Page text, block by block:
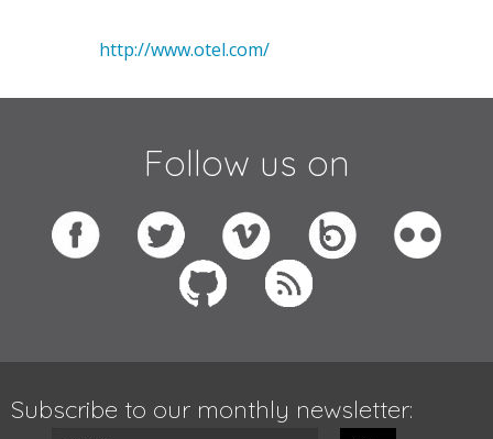
http://www.otel.com/
Follow us on
Subscribe to our monthly newsletter: